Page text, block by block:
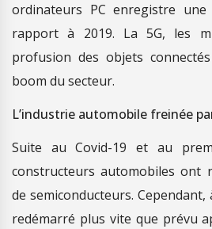
ordinateurs PC enregistre
rapport à 2019. La 5G, les
profusion des objets
boom du secteur.
L’industrie automobile freinée
Suite au Covid-19 et au
constructeurs automobiles ont
de semiconducteurs.
redémarré plus vite que prévu